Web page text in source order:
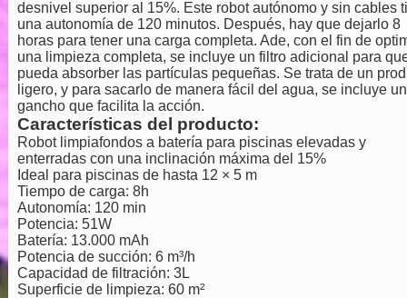
desnivel superior al 15%. Este robot autónomo y sin cables
una autonomía de 120 minutos. Después, hay que dejarlo 8
horas para tener una carga completa. Ade, con el fin de
una limpieza completa, se incluye un filtro adicional para
pueda absorber las partículas pequeñas. Se trata de un
ligero, y para sacarlo de manera fácil del agua, se incluye un
gancho que facilita la acción.
Características del producto:
Robot limpiafondos a batería para piscinas elevadas y
enterradas con una inclinación máxima del 15%
Ideal para piscinas de hasta 12 × 5 m
Tiempo de carga: 8h
Autonomía: 120 min
Potencia: 51W
Batería: 13.000 mAh
Potencia de succión: 6 m³/h
Capacidad de filtración: 3L
Superficie de limpieza: 60 m²